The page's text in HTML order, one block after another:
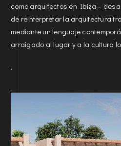
como arquitectos en Ibiza—
de reinterpretar la arquitectura
mediante un lenguaje
arraigado al lugar y a la cultura
.